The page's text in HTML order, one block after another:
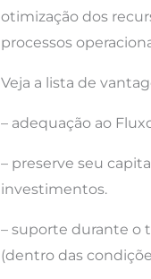
otimização dos
processos
Veja a lista de
– adequação ao
– preserve seu
investimentos.
– suporte durante o
(dentro das